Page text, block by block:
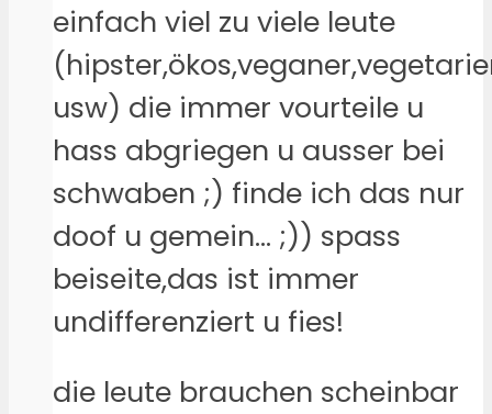
einfach viel zu viele leute
usw) die immer vourteile u
hass abgriegen u ausser bei
schwaben ;) finde ich das nur
doof u gemein… ;)) spass
beiseite,das ist immer
undifferenziert u fies!
die leute brauchen scheinbar